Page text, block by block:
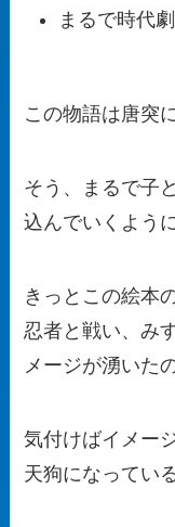
まるで時代
この物語は唐突
そう、まるで子
込んでいくように
きっとこの絵本
忍者と戦い、み
メージが湧いた
気付けばイメー
天狗になってい